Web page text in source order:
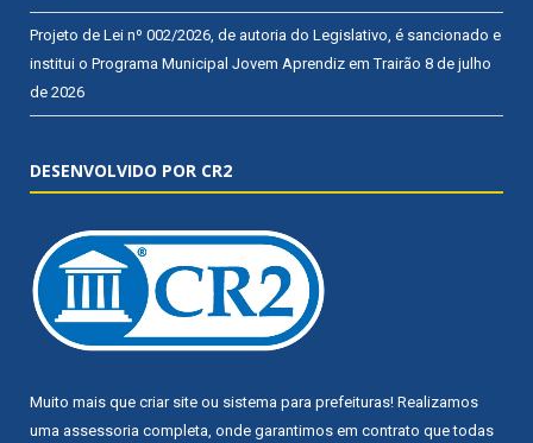
Projeto de Lei nº 002/2026, de autoria do Legislativo, é sancionado e
institui o Programa Municipal Jovem Aprendiz em Trairão 8 de julho
de 2026
DESENVOLVIDO POR CR2
Muito mais que criar site ou sistema para prefeituras! Realizamos
uma assessoria completa, onde garantimos em contrato que todas